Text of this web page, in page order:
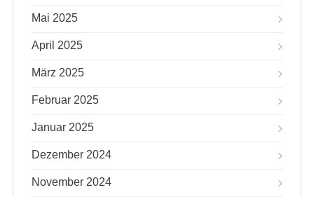
Mai 2025
April 2025
März 2025
Februar 2025
Januar 2025
Dezember 2024
November 2024